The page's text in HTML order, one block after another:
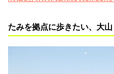
たみを拠点に歩きたい、大山